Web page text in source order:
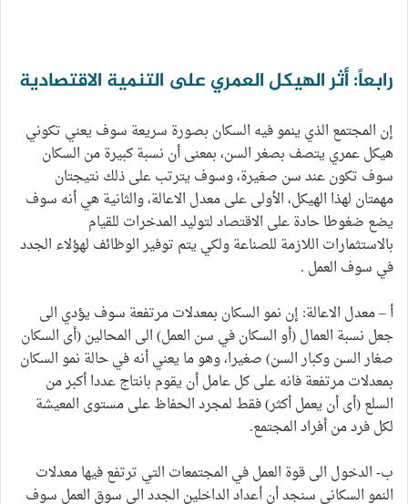
رابعاً: أثر الهيكل العمري على التنمية الاقتصادية
إن المجتمع الذي ينمو فيه السكان بصورة سريعة سوف يعني تكوني
هيكل عمري يتصف بصغر السن، بمعنى أن نسبة كبيرة من السكان
سوف تكون عند سن صغيرة، وسوف يترتب على ذلك نتيجتان
مهمتان لهذا الهيكل، الأولى على معدل الاعالة، والثانية هي أنه سوف
يضع ضغوطا حادة على الاقتصاد لتوليد المدخرات للقيام
بالاستثمارات اللازمة للصناعة ولكي يتم توفير الوظائف لهؤلاء الجدد
في سوف العمل .
أ – معدل الاعالة: إن نمو السكان بمعدلات مرتفعة سوف يؤدي الى
جعل نسبة العمال (أو السكان في سن العمل) الى المحالين (أى السكان
صغار السن وكبار السن) صغيرا، وهو ما يعني أنه في حالة نمو السكان
بمعدلات مرتفعة فانه على كل عامل أن يقوم بانتاج عددا أكبر من
السلع (أى أن يعمل أكثر) فقط لمجرد الحفاظ على مستوى المعيشة
لكل فرد من أفراد المجتمع.
ب- الدخول الى قوة العمل في المجتمعات التي ترتفع فيها معدلات
النمو السكاني سنجد أن أعداد الداخلين الجدد الى سوق العمل سوف